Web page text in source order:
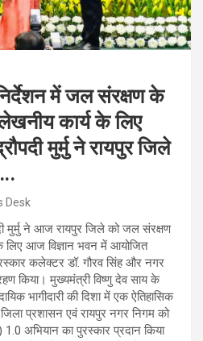
में जल संरक्षण के
कार्य के लिए
मुर्मु ने रायपुर जिले
Desk
मुर्मु ने आज रायपुर जिले को जल संरक्षण
आज विज्ञान भवन में आयोजित
कलेक्टर डॉ. गौरव सिंह और नगर
किया। मुख्यमंत्री विष्णु देव साय के
भागीदारी की दिशा में एक ऐतिहासिक
प्रशासन एवं रायपुर नगर निगम को
अभियान का पुरस्कार प्रदान किया